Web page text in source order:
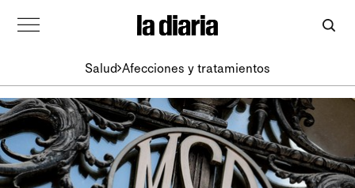
Salud Afecciones y tratamientos